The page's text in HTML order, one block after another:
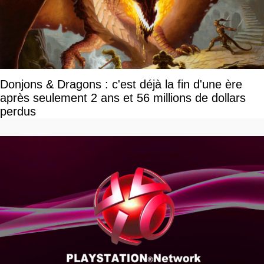
Donjons & Dragons : c'est déjà la fin d'une ère
après seulement 2 ans et 56 millions de dollars
perdus